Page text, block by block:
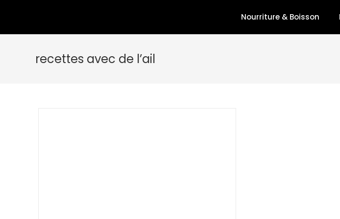
Nourriture & Boisson
recettes avec de l’ail